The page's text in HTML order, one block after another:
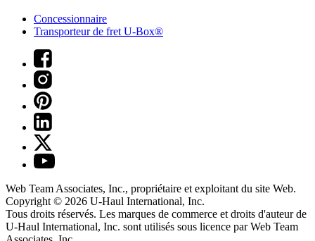
Concessionnaire
Transporteur de fret U-Box®
Web Team Associates, Inc., propriétaire et exploitant du site Web.
Copyright © 2026 U-Haul International, Inc.
Tous droits réservés. Les marques de commerce et droits d'auteur de
U-Haul International, Inc. sont utilisés sous licence par Web Team